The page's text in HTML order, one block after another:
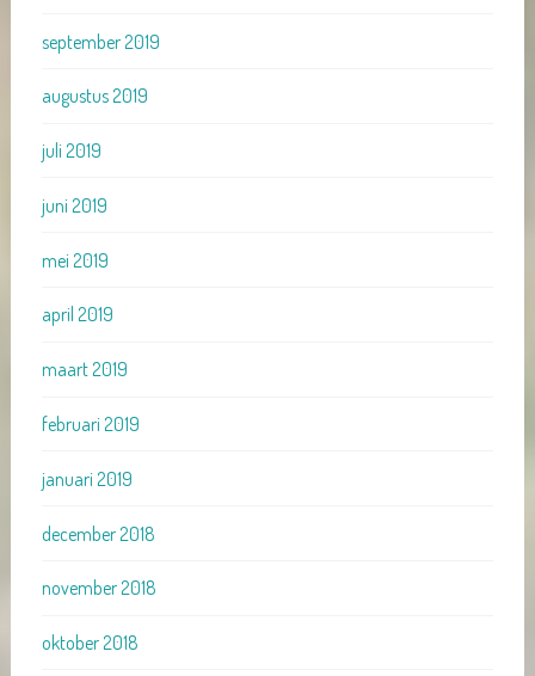
september 2019
augustus 2019
juli 2019
juni 2019
mei 2019
april 2019
maart 2019
februari 2019
januari 2019
december 2018
november 2018
oktober 2018